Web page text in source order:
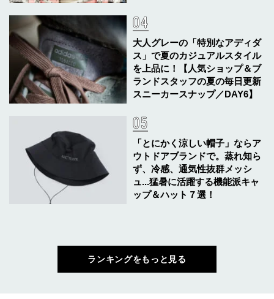
大人グレーの「特別なアディダ
ス」で夏のカジュアルスタイル
を上品に！【人気ショップ＆ブ
ランドスタッフの夏の毎日更新
スニーカースナップ／DAY6】
「とにかく涼しい帽子」ならア
ウトドアブランドで。蒸れ知ら
ず、冷感、通気性抜群メッシ
ュ...猛暑に活躍する機能派キャ
ップ＆ハット７選！
ランキングをもっと見る